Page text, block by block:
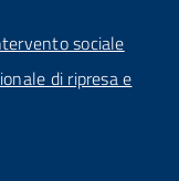
sociale
di ripresa e